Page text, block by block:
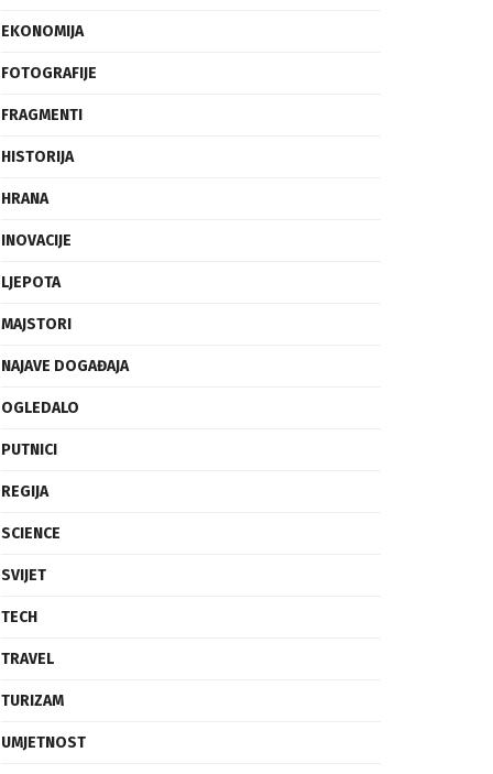
EKONOMIJA
FOTOGRAFIJE
FRAGMENTI
HISTORIJA
HRANA
INOVACIJE
LJEPOTA
MAJSTORI
NAJAVE DOGAĐAJA
OGLEDALO
PUTNICI
REGIJA
SCIENCE
SVIJET
TECH
TRAVEL
TURIZAM
UMJETNOST